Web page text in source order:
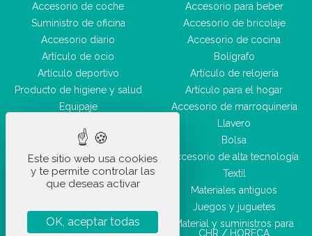
Accesorio de coche
Suministro de oficina
Accesorio diario
Artículo de ocio
Artículo deportivo
Producto de higiene y salud
Equipaje
Accesorio para beber
Accesorio de bricolaje
Accesorio de cocina
Bolígrafo
Artículo de relojería
Artículo para el hogar
Accesorio de marroquinería
Llavero
Bolsa
Accesorio de alta tecnología
Textil
Materiales antiguos
Juegos y juguetes
Material y suministros para
CHR / HORECA
Este sitio web usa cookies
y te permite controlar las
que deseas activar
OK, aceptar todas